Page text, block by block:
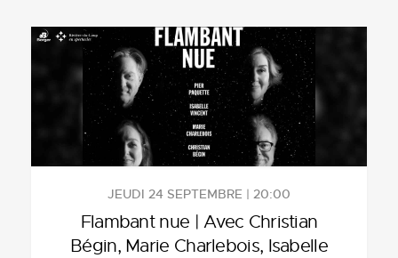
JEUDI 24 SEPTEMBRE | 20:00
Flambant nue | Avec Christian
Bégin, Marie Charlebois, Isabelle